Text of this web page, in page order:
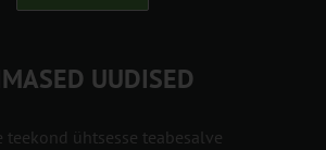
UUDISED
teekond ühtsesse teabesalve